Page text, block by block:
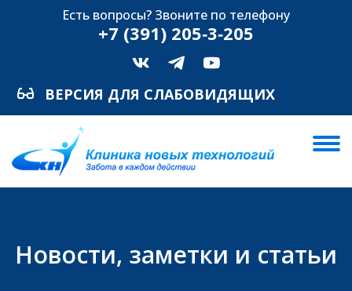
Есть вопросы? Звоните по телефону
+7 (391) 205‑3‑205
ВЕРСИЯ ДЛЯ СЛАБОВИДЯЩИХ
Новости, заметки и статьи